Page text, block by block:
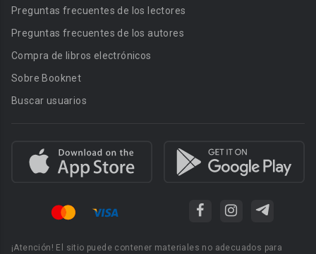
Preguntas frecuentes de los lectores
Preguntas frecuentes de los autores
Compra de libros electrónicos
Sobre Booknet
Buscar usuarios
¡Atención! El sitio puede contener materiales no adecuados para